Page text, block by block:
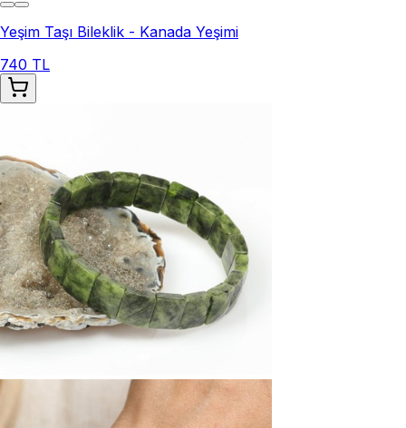
Yeşim Taşı Bileklik - Kanada Yeşimi
740 TL